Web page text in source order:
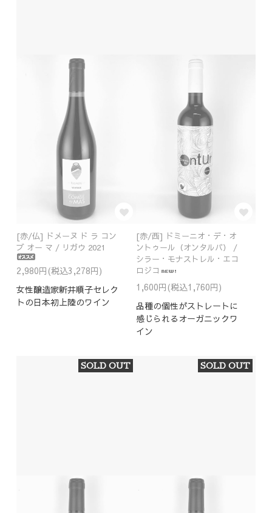
[赤/仏] ドメーヌ ド ラ コン
ブ オー マ / リガウ 2021
2,980円(税込3,278円)
女性醸造家新井順子セレク
トの日本初上陸のワイン
[赤/西] ドミーニオ・デ・オ
ントゥール（オンタルバ） /
シラー・モナストレル・エコ
ロジコ
1,600円(税込1,760円)
品種の個性がストレートに
感じられるオーガニックワ
イン
SOLD OUT SOLD OUT